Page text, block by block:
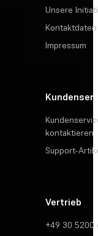
Unsere
Kontaktdaten
Impressum
kontaktieren
Support-
Vertrieb
+49 30 5200